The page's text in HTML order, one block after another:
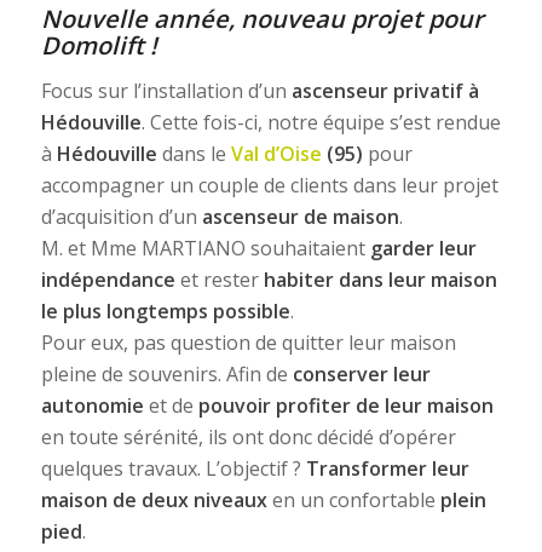
Nouvelle année, nouveau projet pour
Domolift !
Focus sur l’installation d’un ascenseur privatif à
Hédouville. Cette fois-ci, notre équipe s’est rendue
à Hédouville dans le Val d’Oise (95) pour
accompagner un couple de clients dans leur projet
d’acquisition d’un ascenseur de maison.
M. et Mme MARTIANO souhaitaient garder leur
indépendance et rester habiter dans leur maison
le plus longtemps possible.
Pour eux, pas question de quitter leur maison
pleine de souvenirs. Afin de conserver leur
autonomie et de pouvoir profiter de leur maison
en toute sérénité, ils ont donc décidé d’opérer
quelques travaux. L’objectif ? Transformer leur
maison de deux niveauxen un confortable plein
pied.